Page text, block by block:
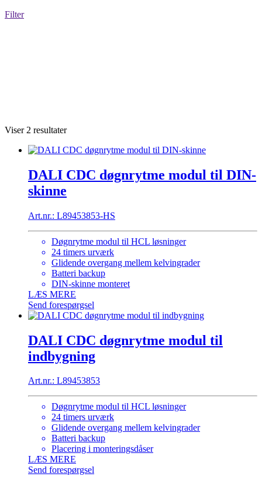
Filter
Viser 2 resultater
DALI CDC døgnrytme modul til DIN-
skinne
Art.nr.: L89453853-HS
Døgnrytme modul til HCL løsninger
24 timers urværk
Glidende overgang mellem kelvingrader
Batteri backup
DIN-skinne monteret
LÆS MERE
Send forespørgsel
DALI CDC døgnrytme modul til
indbygning
Art.nr.: L89453853
Døgnrytme modul til HCL løsninger
24 timers urværk
Glidende overgang mellem kelvingrader
Batteri backup
Placering i monteringsdåser
LÆS MERE
Send forespørgsel